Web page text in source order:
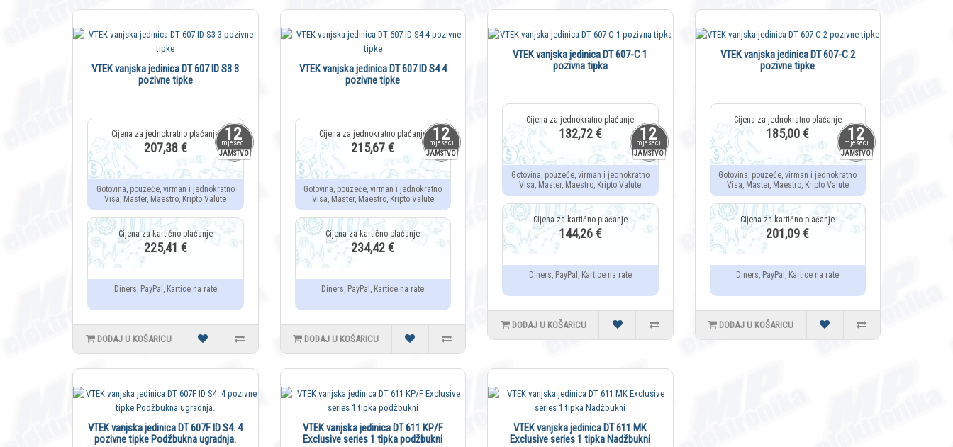
12
mjeseci
JAMSTVO
VTEK vanjska jedinica DT 607 ID S3 3
pozivne tipke
207,38 €
Gotovina, pouzeće, virman i jednokratno
Visa, Master, Maestro, Kripto Valute
225,41 €
Diners, PayPal, Kartice na rate
DODAJ U KOŠARICU
12
mjeseci
JAMSTVO
VTEK vanjska jedinica DT 607 ID S4 4
pozivne tipke
215,67 €
Gotovina, pouzeće, virman i jednokratno
Visa, Master, Maestro, Kripto Valute
234,42 €
Diners, PayPal, Kartice na rate
DODAJ U KOŠARICU
12
mjeseci
JAMSTVO
VTEK vanjska jedinica DT 607-C 1
pozivna tipka
132,72 €
Gotovina, pouzeće, virman i jednokratno
Visa, Master, Maestro, Kripto Valute
144,26 €
Diners, PayPal, Kartice na rate
DODAJ U KOŠARICU
12
mjeseci
JAMSTVO
VTEK vanjska jedinica DT 607-C 2
pozivne tipke
185,00 €
Gotovina, pouzeće, virman i jednokratno
Visa, Master, Maestro, Kripto Valute
201,09 €
Diners, PayPal, Kartice na rate
DODAJ U KOŠARICU
VTEK vanjska jedinica DT 607F ID S4. 4
pozivne tipke Podžbukna ugradnja.
VTEK vanjska jedinica DT 611 KP/F
Exclusive series 1 tipka podžbukni
VTEK vanjska jedinica DT 611 MK
Exclusive series 1 tipka Nadžbukni